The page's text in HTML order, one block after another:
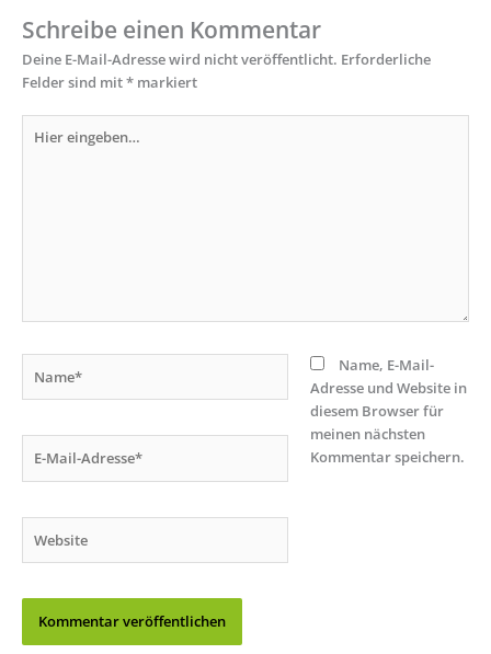
Schreibe einen Kommentar
Deine E-Mail-Adresse wird nicht veröffentlicht. Erforderliche
Felder sind mit* markiert
eingeben…
Mail-
Name, E-Mail-
Adresse und Website in
diesem Browser für
meinen nächsten
Kommentar speichern.